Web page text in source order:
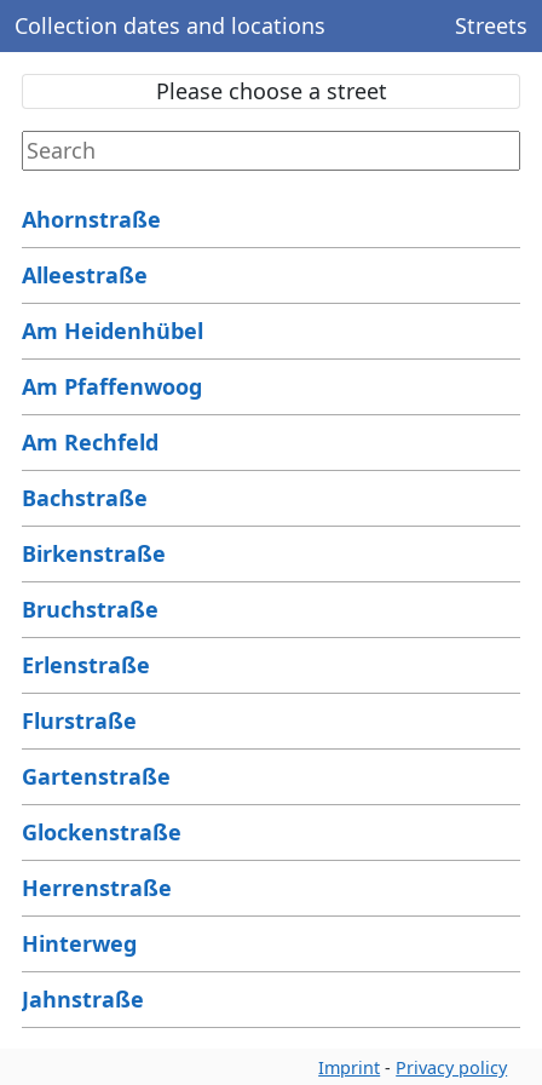
Collection dates and locations Streets
Please choose a street
Ahornstraße
Alleestraße
Am Heidenhübel
Am Pfaffenwoog
Am Rechfeld
Bachstraße
Birkenstraße
Bruchstraße
Erlenstraße
Flurstraße
Gartenstraße
Glockenstraße
Herrenstraße
Hinterweg
Jahnstraße
Imprint - Privacy policy